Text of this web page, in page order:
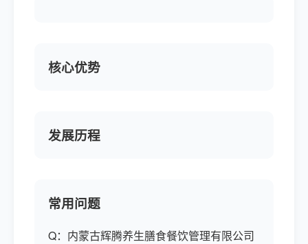
核心优势
发展历程
常用问题
Q：内蒙古辉腾养生膳食餐饮管理有限公司